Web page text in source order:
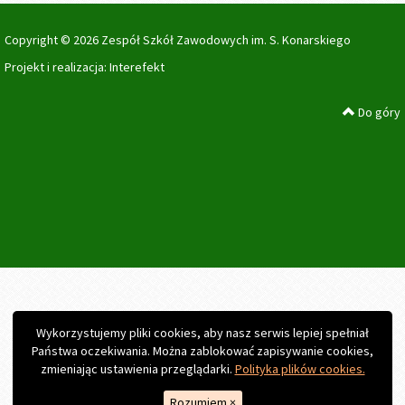
Wykorzystujemy pliki cookies, aby nasz serwis lepiej spełniał
Państwa oczekiwania. Można zablokować zapisywanie cookies,
zmieniając ustawienia przeglądarki. Polityka plików cookies.
Copyright © 2026 Zespół Szkół Zawodowych im. S. Konarskiego
Projekt i realizacja: Interefekt
Do góry